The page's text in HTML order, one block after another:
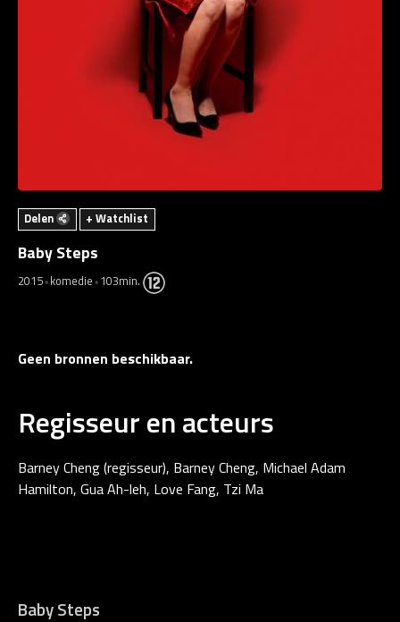
Delen + Watchlist
Baby Steps
2015 komedie 103min.
Geen bronnen beschikbaar.
Regisseur en acteurs
Barney Cheng (regisseur), Barney Cheng, Michael Adam
Hamilton, Gua Ah-leh, Love Fang, Tzi Ma
Baby Steps